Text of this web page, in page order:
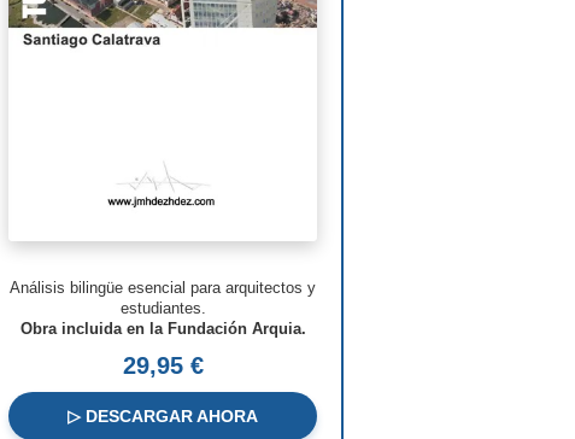
Steven Holl
Richard Meier
Aldo Rossi
Jacques Herzog
Análisis bilingüe esencial para arquitectos y
estudiantes.
Obra incluida en la Fundación Arquia.
29,95 €
▷ DESCARGAR AHORA